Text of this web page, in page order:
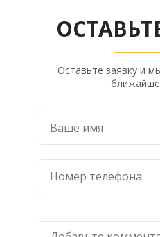
Оставьте заявку и